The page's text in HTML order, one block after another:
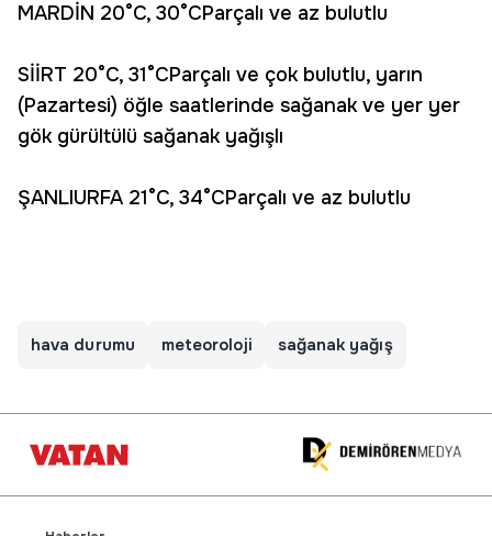
MARDİN 20°C, 30°CParçalı ve az bulutlu
SİİRT 20°C, 31°CParçalı ve çok bulutlu, yarın
(Pazartesi) öğle saatlerinde sağanak ve yer yer
gök gürültülü sağanak yağışlı
ŞANLIURFA 21°C, 34°CParçalı ve az bulutlu
hava durumu meteoroloji sağanak yağış